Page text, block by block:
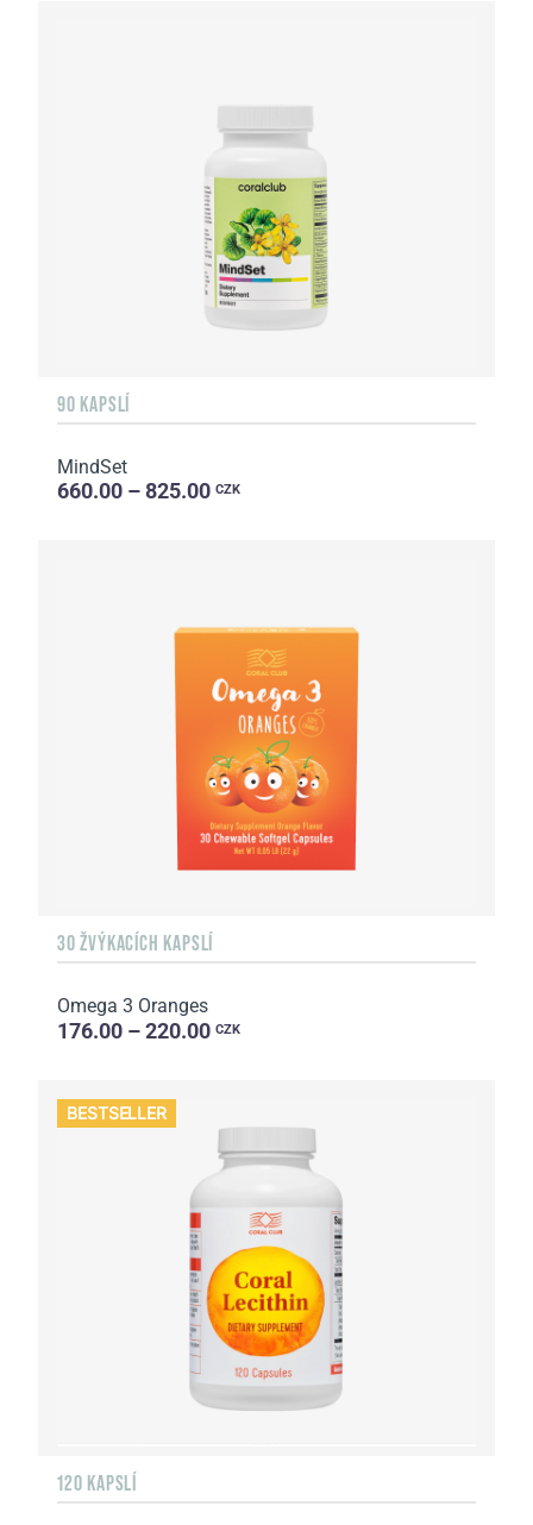
90 KAPSLÍ
MindSet
660.00 – 825.00 CZK
30 ŽVÝKACÍCH KAPSLÍ
Omega 3 Oranges
176.00 – 220.00 CZK
BESTSELLER
120 KAPSLÍ